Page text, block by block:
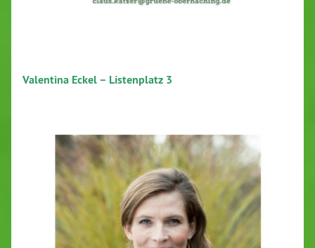
Valentina Eckel – Listenplatz 3